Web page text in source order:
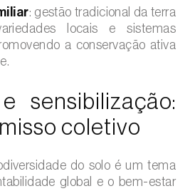
: gestão tradicional da terra
locais e sistemas
a conservação ativa
sensibilização:
coletivo
do solo é um tema
global e o bem-estar